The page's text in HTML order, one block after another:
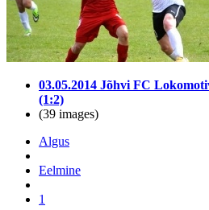
03.05.2014 Jõhvi FC
(1:2)
(39 images)
Algus
Eelmine
1